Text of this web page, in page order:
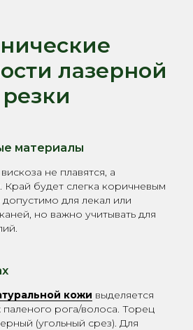
лазерной
резки
материалы
не плавятся, а
Край будет слегка коричневым
для лекал или
но важно учитывать для
кожи выделяется
паленого рога/волоса. Торец
(угольный срез). Для